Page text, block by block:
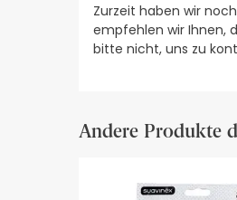
Zurzeit haben wir
empfehlen wir Ihnen,
bitte nicht, uns zu
Andere Produkte